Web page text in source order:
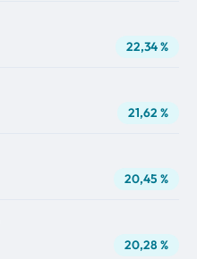
22,34 %
21,62 %
20,45 %
20,28 %